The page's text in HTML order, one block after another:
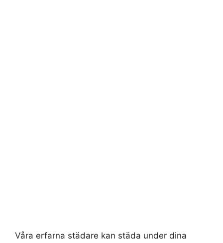
Våra erfarna städare kan städa under dina